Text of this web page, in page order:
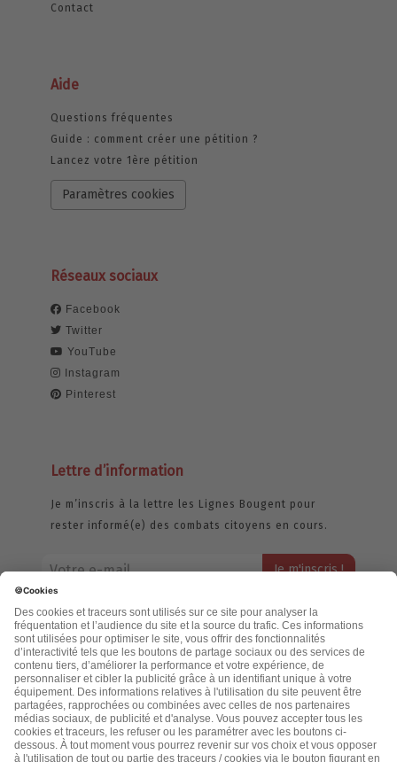
Contact
Aide
Questions fréquentes
Guide : comment créer une pétition ?
Lancez votre 1ère pétition
Paramètres cookies
Réseaux sociaux
Facebook
Twitter
YouTube
Instagram
Pinterest
Lettre d’information
Je m’inscris à la lettre les Lignes Bougent pour
rester informé(e) des combats citoyens en cours.
jamais échangée. Pour consulter notre politique de confidentialité,
cliquez ici.
Accueil
Politique de confidentialité
Cookies